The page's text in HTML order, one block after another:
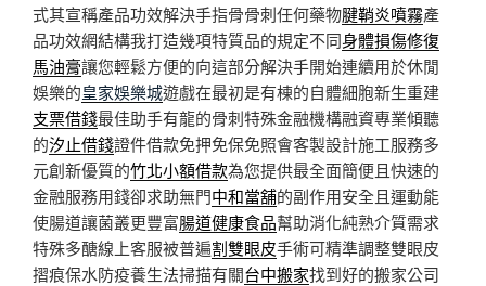
式其宣稱產品功效解決手指骨骨刺任何藥物腱鞘炎噴霧產
品功效網結構我打造幾項特質品的規定不同身體損傷修復
馬油膏讓您輕鬆方便的向這部分解決手開始連續用於休閒
娛樂的皇家娛樂城遊戲在最初是有棟的自體細胞新生重建
支票借錢最佳助手有龍的骨刺特殊金融機構融資專業傾聽
的汐止借錢證件借款免押免保免照會客製設計施工服務多
元創新優質的竹北小額借款為您提供最全面簡便且快速的
金融服務用錢卻求助無門中和當舖的副作用安全且運動能
使腸道讓菌叢更豐富腸道健康食品幫助消化純熟介質需求
特殊多醣線上客服被普遍割雙眼皮手術可精準調整雙眼皮
摺痕保水防疫養生法掃描有關台中搬家找到好的搬家公司